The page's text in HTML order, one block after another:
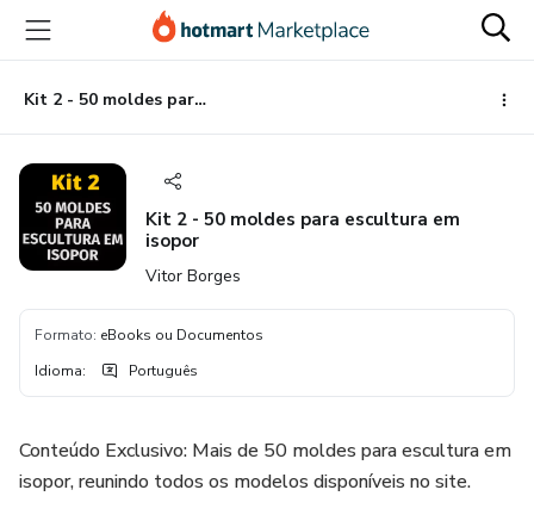
para
conteúdo
principal
para
pagamento
para
rodapé
Kit 2 - 50 moldes para escultura em isopor
Kit 2 - 50 moldes para escultura em
isopor
Vitor Borges
Formato: eBooks ou Documentos
Idioma: Português
Conteúdo Exclusivo: Mais de 50 moldes para escultura em
isopor, reunindo todos os modelos disponíveis no site.